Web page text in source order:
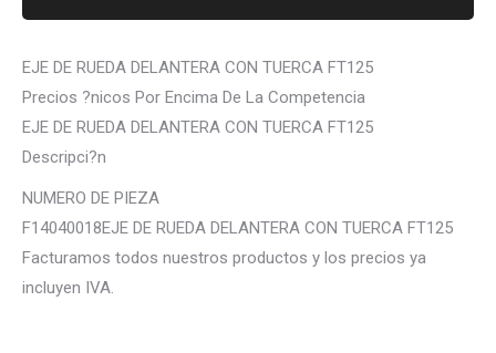
EJE DE RUEDA DELANTERA CON TUERCA FT125
Precios ?nicos Por Encima De La Competencia
EJE DE RUEDA DELANTERA CON TUERCA FT125
Descripci?n
NUMERO DE PIEZA
F14040018EJE DE RUEDA DELANTERA CON TUERCA FT125
Facturamos todos nuestros productos y los precios ya
incluyen IVA.